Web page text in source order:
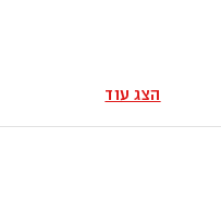
הצג עוד